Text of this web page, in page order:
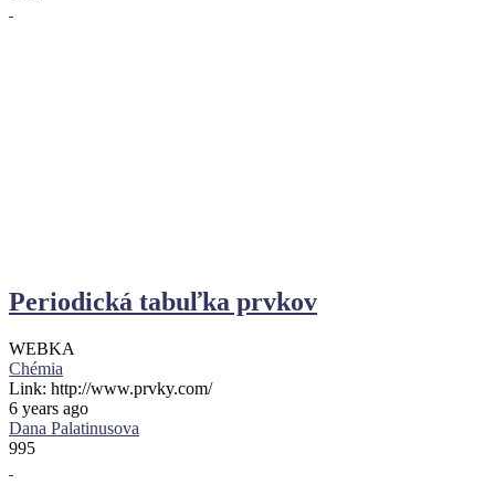
Periodická tabuľka prvkov
WEBKA
Chémia
Link: http://www.prvky.com/
6 years ago
Dana Palatinusova
995